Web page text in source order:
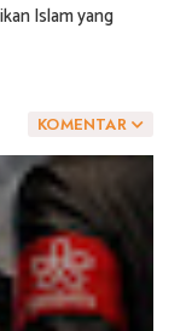
Islam yang
KOMENTAR